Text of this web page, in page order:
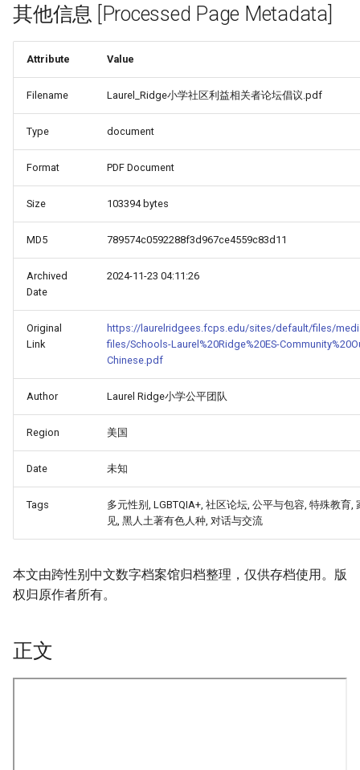
其他信息 [Processed Page Metadata]
Attribute Value
Filename Laurel_Ridge小学社区利益相关者论坛倡议.pdf
Type document
Format PDF Document
Size 103394 bytes
MD5 789574c0592288f3d967ce4559c83d11
Archived
Date
2024-11-23 04:11:26
Original
Link
https://laurelridgees.fcps.edu/sites/default/files/
files/Schools-Laurel%20Ridge%20ES-
Chinese.pdf
Author Laurel Ridge小学公平团队
Region 美国
Date 未知
Tags
多元性别, LGBTQIA+, 社区论坛, 公平与包容, 特殊教育,
见, 黑人土著有色人种, 对话与交流
本文由跨性别中文数字档案馆归档整理，仅供存档使用。版
权归原作者所有。
正文